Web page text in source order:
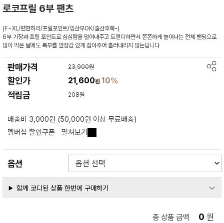
로코프릴 6부 팬츠
(F~XL/편한허리/프릴포인트/임산부OK/출산후쭉-)
6부 기장과 프릴 포인트로 심심함을 덜어내주고 트렌디하면서 쫀쫀하게 늘어나는 전체 밴딩으로
많이 먹은 날에도 복부를 안정감 있게 잡아주어 흘러내리지 않는답니다
판매가격 23,900원
할인가 21,600원10%
적립금 208원
배송비 3,000원 (50,000원 이상 무료배송)
멤버십 할인쿠폰
펼쳐보기
옵션
함께 코디된 상품 한번에 구매하기
총 상품 금액 0 원